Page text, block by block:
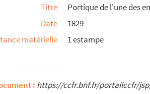
: Franche-Comté
: Franche-Comté
. . ; Tableaux exposés . . . à la pluie, les 2...
Titre
Portique de l'une des
Date
1829
matérielle
1 estampe
: https://ccfr.bnf.fr/portailccfr/